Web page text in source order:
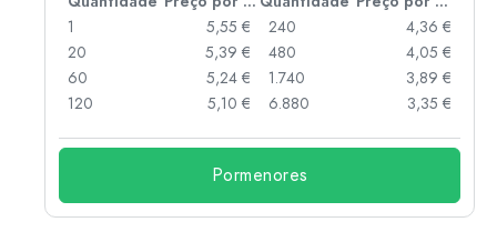
1
5,55 €
20
5,39 €
60
5,24 €
120
5,10 €
240
4,36 €
480
4,05 €
1.740
3,89 €
6.880
3,35 €
Pormenores